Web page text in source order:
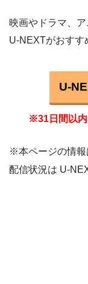
映画やドラマ、
U-NEXTがおすす
U-
※31日間以内
※本ページの情報
配信状況は U-